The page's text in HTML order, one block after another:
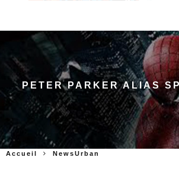
PETER PARKER ALIAS
Accueil NewsUrban